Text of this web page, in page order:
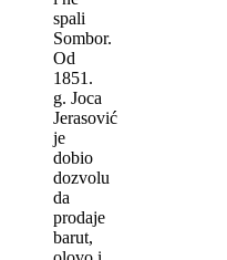
spali
Sombor.
Od
1851.
g. Joca
Jerasović
je
dobio
dozvolu
da
prodaje
barut,